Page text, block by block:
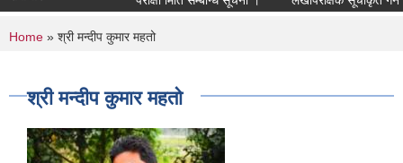
You are here
Home » श्री मन्दीप कुमार महतो
श्री मन्दीप कुमार महतो